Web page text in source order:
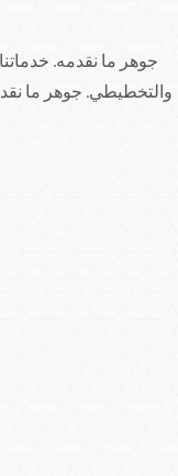
جوهر ما نقدمه.
والتخطيطي. جوهر ما